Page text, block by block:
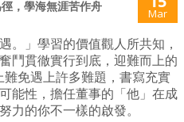
，學海無涯苦作舟 Mar
。」學習的價值觀人所共知，
鬥貫徹實行到底，迎難而上的
免遇上許多難題，書寫充實
能性，擔任董事的「他」在成
力的你不一樣的啟發。